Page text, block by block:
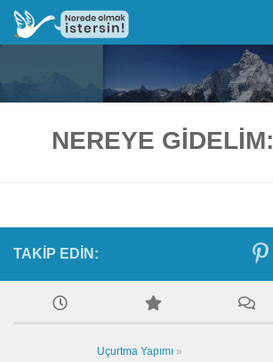
NEREYE GIDELIM:
TAKIP EDIN:
Uçurtma Yapımı »